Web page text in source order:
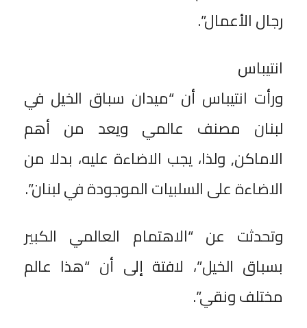
رجال الأعمال”.
انتيباس
ورأت انتيباس أن “ميدان سباق الخيل في
لبنان مصنف عالمي ويعد من أهم
الاماكن, ولذا، يجب الاضاءة عليه، بدلا من
الاضاءة على السلبيات الموجودة في لبنان”.
وتحدثت عن “الاهتمام العالمي الكبير
بسباق الخيل”، لافتة إلى أن “هذا عالم
مختلف ونقي”.